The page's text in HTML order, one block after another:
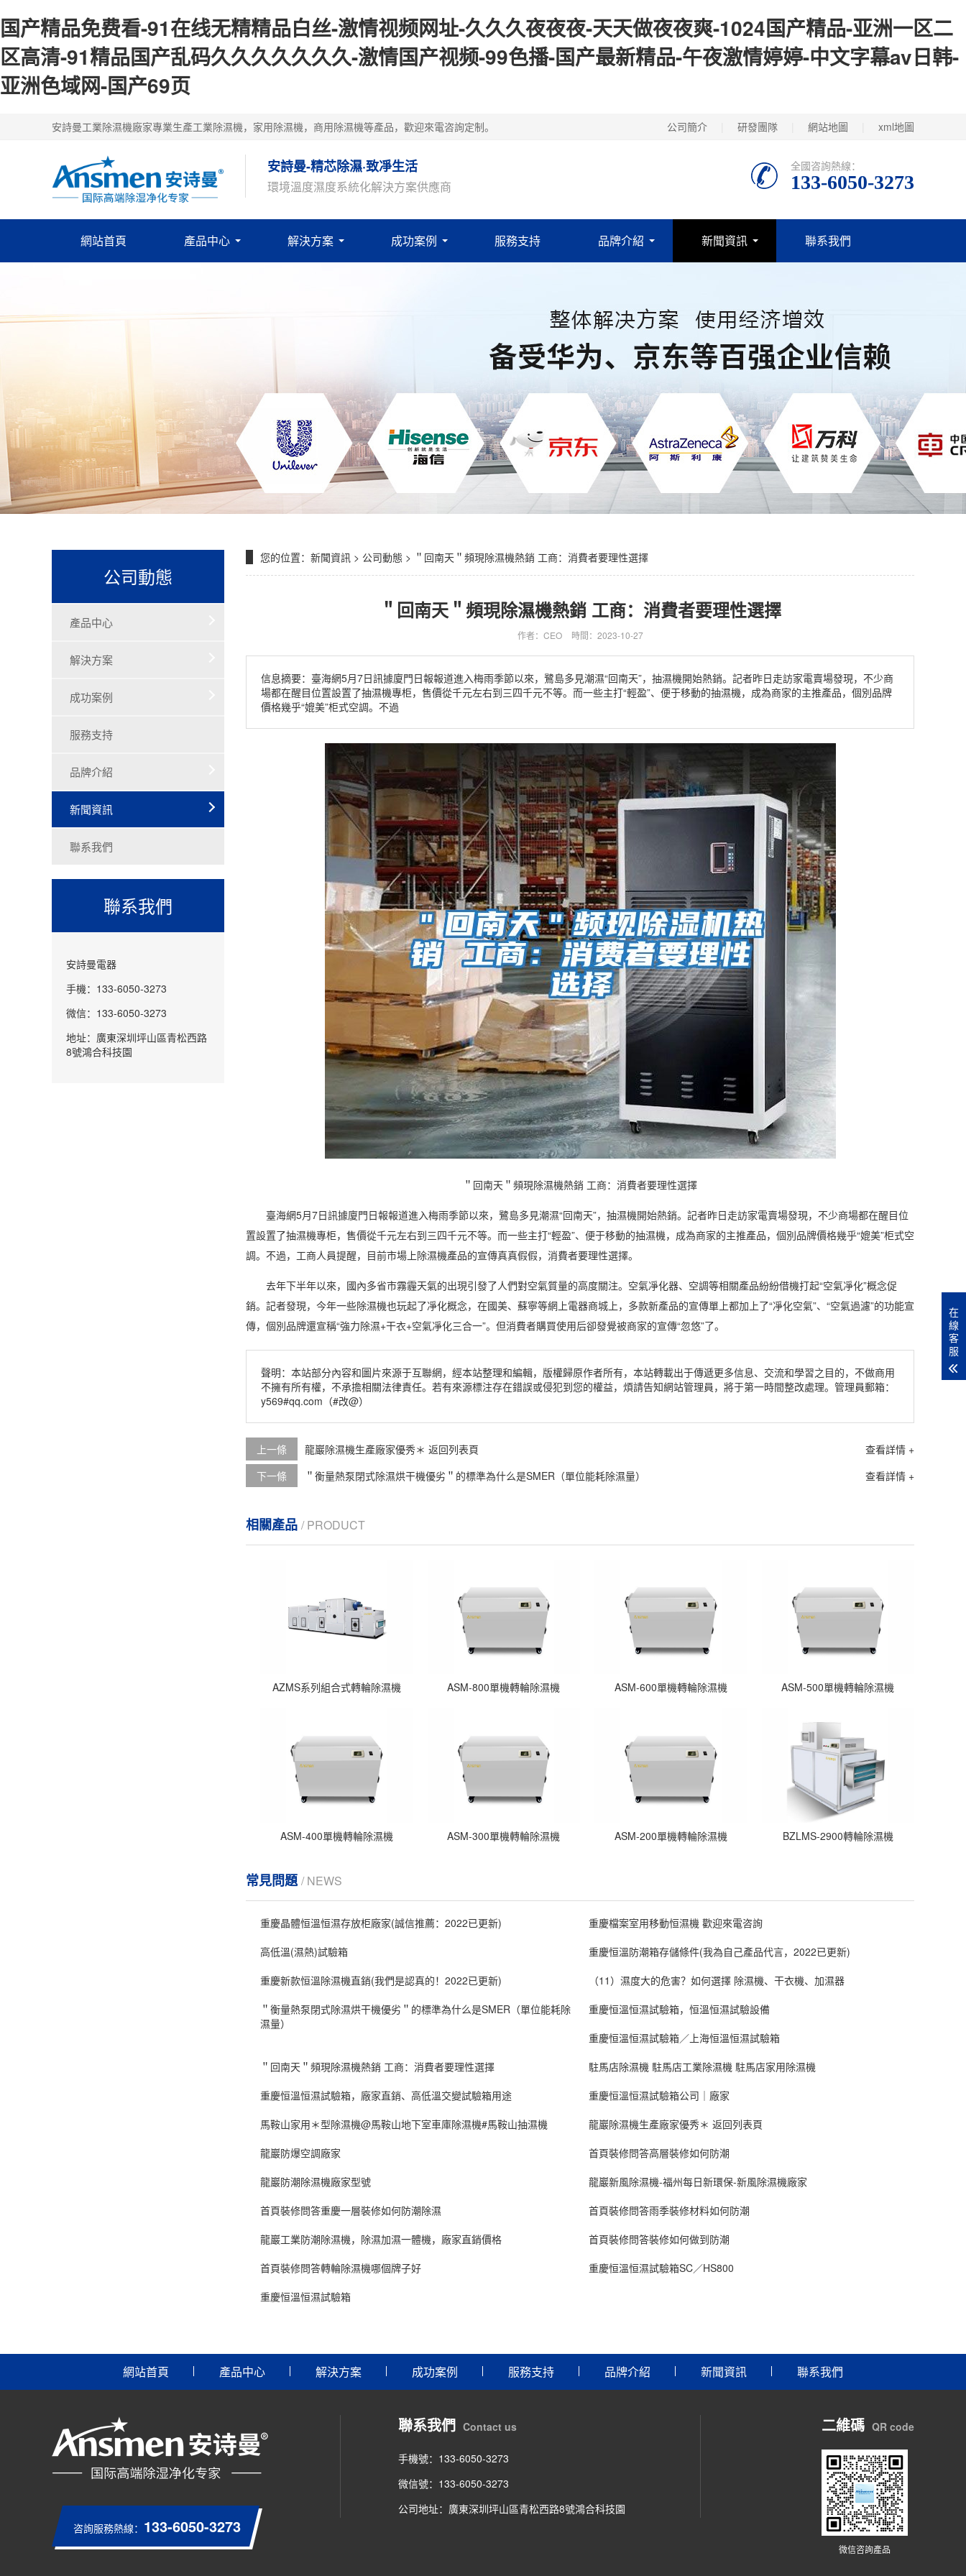
国产精品免费看-91在线无精精品白丝-激情视频网址-久久久夜夜夜-天天做夜夜爽-1024国产精品-亚洲一区二
区高清-91精品国产乱码久久久久久久久-激情国产视频-99色播-国产最新精品-午夜激情婷婷-中文字幕av日韩-
亚洲色域网-国产69页
安詩曼工業除濕機廠家專業生產工業除濕機，家用除濕機，商用除濕機等產品，歡迎來電咨詢定制。 公司簡介 研發團隊 網站地圖 xml地圖
安詩曼-精芯除濕·致凈生活
環境溫度濕度系統化解決方案供應商
全國咨詢熱線：
133-6050-3273
網站首頁 產品中心 解決方案 成功案例 服務支持 品牌介紹 新聞資訊 聯系我們
公司動態
產品中心
解決方案
成功案例
服務支持
品牌介紹
新聞資訊
聯系我們
聯系我們
安詩曼電器
手機：133-6050-3273
微信：133-6050-3273
地址：廣東深圳坪山區青松西路
8號鴻合科技園
您的位置： 新聞資訊 > 公司動態 > ＂回南天＂頻現除濕機熱銷 工商：消費者要理性選擇
＂回南天＂頻現除濕機熱銷 工商：消費者要理性選擇
作者：CEO 時間：2023-10-27
信息摘要：臺海網5月7日訊據廈門日報報道進入梅雨季節以來，鷺島多見潮濕“回南天”，抽濕機開始熱銷。記者昨日走訪家電賣場發現，不少商
場都在醒目位置設置了抽濕機專柜，售價從千元左右到三四千元不等。而一些主打“輕盈”、便于移動的抽濕機，成為商家的主推產品，個別品牌
價格幾乎“媲美”柜式空調。不過
＂回南天＂頻現除濕機熱銷 工商：消費者要理性選擇
臺海網5月7日訊據廈門日報報道進入梅雨季節以來，鷺島多見潮濕“回南天”， 抽濕機開始熱銷。記者昨日走訪家電賣場發現，不少商場都在醒目位
置設置了抽濕機專柜，售價從千元左右到三四千元不等。而一些主打“輕盈”、便于移動的抽濕機，成為商家的主推產品，個別品牌價格幾乎“媲美”柜式空
調。不過，工商人員提醒，目前市場上除濕機產品的宣傳真真假假，消費者要理性選擇。
去年下半年以來，國內多省市霧霾天氣的出現引發了人們對空氣質量的高度關注。 空氣凈化器、空調等相關產品紛紛借機打起“空氣凈化”概念促
銷。記者發現，今年一些除濕機也玩起了凈化概念，在國美、蘇寧等網上電器商城上，多款新產品的宣傳單上都加上了“凈化空氣”、“空氣過濾”的功能宣
傳，個別品牌還宣稱“強力除濕+干衣+空氣凈化三合一”。但消費者購買使用后卻發覺被商家的宣傳“忽悠”了。
聲明：本站部分內容和圖片來源于互聯網，經本站整理和編輯，版權歸原作者所有，本站轉載出于傳遞更多信息、交流和學習之目的，不做商用
不擁有所有權，不承擔相關法律責任。若有來源標注存在錯誤或侵犯到您的權益，煩請告知網站管理員，將于第一時間整改處理。管理員郵箱：
y569#qq.com（#改@）
上一條 龍巖除濕機生產廠家優秀＊ 返回列表頁
查看詳情 +
下一條
＂衡量熱泵閉式除濕烘干機優劣＂的標準為什么是SMER（單位能耗除濕量） 查看詳情 +
相關產品 / PRODUCT
AZMS系列組合式轉輪除濕機 ASM-800單機轉輪除濕機 ASM-600單機轉輪除濕機 ASM-500單機轉輪除濕機
ASM-400單機轉輪除濕機 ASM-300單機轉輪除濕機 ASM-200單機轉輪除濕機 BZLMS-2900轉輪除濕機
常見問題/ NEWS
重慶晶體恒溫恒濕存放柜廠家(誠信推薦：2022已更新)
重慶檔案室用移動恒濕機 歡迎來電咨詢
高低溫(濕熱)試驗箱
重慶恒溫防潮箱存儲條件(我為自己產品代言，2022已更新)
重慶新款恒溫除濕機直銷(我們是認真的！2022已更新)
（11）濕度大的危害？如何選擇 除濕機、干衣機、加濕器
＂衡量熱泵閉式除濕烘干機優劣＂的標準為什么是SMER（單位能耗除
濕量）
重慶恒溫恒濕試驗箱，恒溫恒濕試驗設備
重慶恒溫恒濕試驗箱／上海恒溫恒濕試驗箱
＂回南天＂頻現除濕機熱銷 工商：消費者要理性選擇
駐馬店除濕機 駐馬店工業除濕機 駐馬店家用除濕機
重慶恒溫恒濕試驗箱，廠家直銷、高低溫交變試驗箱用途
重慶恒溫恒濕試驗箱公司｜廠家
馬鞍山家用＊型除濕機@馬鞍山地下室車庫除濕機#馬鞍山抽濕機
龍巖除濕機生產廠家優秀＊ 返回列表頁
龍巖防爆空調廠家
首頁裝修問答高層裝修如何防潮
龍巖防潮除濕機廠家型號
龍巖新風除濕機-福州每日新環保-新風除濕機廠家
首頁裝修問答重慶一層裝修如何防潮除濕
首頁裝修問答雨季裝修材料如何防潮
龍巖工業防潮除濕機，除濕加濕一體機，廠家直銷價格
首頁裝修問答裝修如何做到防潮
首頁裝修問答轉輪除濕機哪個牌子好
重慶恒溫恒濕試驗箱SC／HS800
重慶恒溫恒濕試驗箱
網站首頁 產品中心 解決方案 成功案例 服務支持 品牌介紹 新聞資訊 聯系我們
咨詢服務熱線： 133-6050-3273
聯系我們 Contact us
手機號：133-6050-3273
微信號：133-6050-3273
公司地址：廣東深圳坪山區青松西路8號鴻合科技園
二維碼 QR code
微信咨詢產品
在
線
客
服